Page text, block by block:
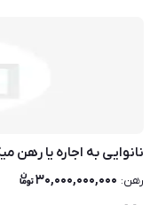
نانوایی به اجاره یا رهن
رهن: ۳۰,۰۰۰,۰۰۰,۰۰۰